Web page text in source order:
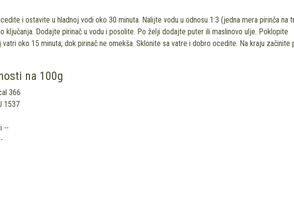
i ostavite u hladnoj vodi oko 30 minuta. Nalijte vodu u odnosu 1:3 (jedna mera pirinča na
ključanja. Dodajte pirinač u vodu i posolite. Po želji dodajte puter ili maslinovo ulje. Poklopite
oko 15 minuta, dok pirinač ne omekša. Sklonite sa vatre i dobro ocedite. Na kraju začinite
na 100g
366
1537
--